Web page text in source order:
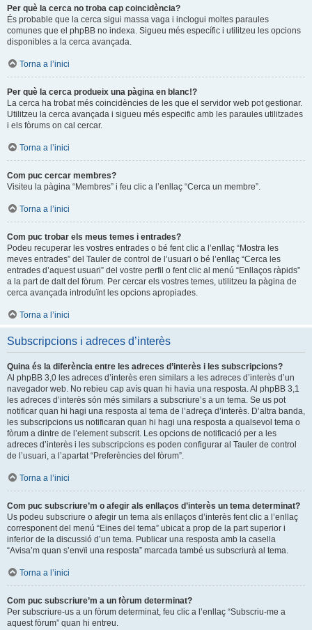
Per què la cerca no troba cap coincidència?
És probable que la cerca sigui massa vaga i inclogui moltes paraules
comunes que el phpBB no indexa. Sigueu més específic i utilitzeu les opcions
disponibles a la cerca avançada.
Torna a l’inici
Per què la cerca produeix una pàgina en blanc!?
La cerca ha trobat més coincidències de les que el servidor web pot gestionar.
Utilitzeu la cerca avançada i sigueu més especific amb les paraules utilitzades
i els fòrums on cal cercar.
Torna a l’inici
Com puc cercar membres?
Visiteu la pàgina “Membres” i feu clic a l’enllaç “Cerca un membre”.
Torna a l’inici
Com puc trobar els meus temes i entrades?
Podeu recuperar les vostres entrades o bé fent clic a l’enllaç “Mostra les
meves entrades” del Tauler de control de l’usuari o bé l’enllaç “Cerca les
entrades d’aquest usuari” del vostre perfil o fent clic al menú “Enllaços ràpids”
a la part de dalt del fòrum. Per cercar els vostres temes, utilitzeu la pàgina de
cerca avançada introduïnt les opcions apropiades.
Torna a l’inici
Subscripcions i adreces d’interès
Quina és la diferència entre les adreces d’interès i les subscripcions?
Al phpBB 3,0 les adreces d’interès eren similars a les adreces d’interès d’un
navegador web. No rebieu cap avís quan hi havia una resposta. Al phpBB 3,1
les adreces d’interès són més similars a subscriure’s a un tema. Se us pot
notificar quan hi hagi una resposta al tema de l’adreça d’interès. D’altra banda,
les subscripcions us notificaran quan hi hagi una resposta a qualsevol tema o
fòrum a dintre de l’element subscrit. Les opcions de notificació per a les
adreces d’interès i les subscripcions es poden configurar al Tauler de control
de l’usuari, a l’apartat “Preferències del fòrum”.
Torna a l’inici
Com puc subscriure’m o afegir als enllaços d’interès un tema determinat?
Us podeu subscriure o afegir un tema als enllaços d’interès fent clic a l’enllaç
corresponent del menú “Eines del tema” ubicat a prop de la part superior i
inferior de la discussió d’un tema. Publicar una resposta amb la casella
“Avisa’m quan s’envïi una resposta” marcada també us subscriurà al tema.
Torna a l’inici
Com puc subscriure’m a un fòrum determinat?
Per subscriure-us a un fòrum determinat, feu clic a l’enllaç “Subscriu-me a
aquest fòrum” quan hi entreu.